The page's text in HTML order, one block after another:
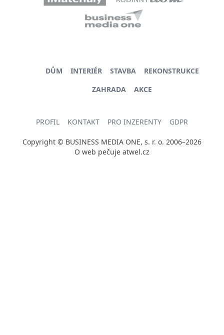
DŮM INTERIÉR STAVBA
REKONSTRUKCE
ZAHRADA
AKCE
PROFIL KONTAKT PRO INZERENTY GDPR
Copyright © BUSINESS MEDIA ONE, s. r. o. 2006–2026